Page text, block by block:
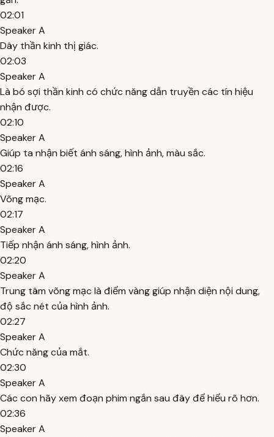
02:01
Speaker A
Dây thần kinh thị giác.
02:03
Speaker A
Là bó sợi thần kinh có chức năng dẫn truyền các tín hiệu
nhận được.
02:10
Speaker A
Giúp ta nhận biết ánh sáng, hình ảnh, màu sắc.
02:16
Speaker A
Võng mạc.
02:17
Speaker A
Tiếp nhận ánh sáng, hình ảnh.
02:20
Speaker A
Trung tâm võng mạc là điểm vàng giúp nhận diện nội dung,
độ sắc nét của hình ảnh.
02:27
Speaker A
Chức năng của mắt.
02:30
Speaker A
Các con hãy xem đoạn phim ngắn sau đây để hiểu rõ hơn.
02:36
Speaker A